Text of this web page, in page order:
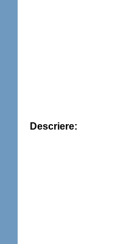
Descriere: